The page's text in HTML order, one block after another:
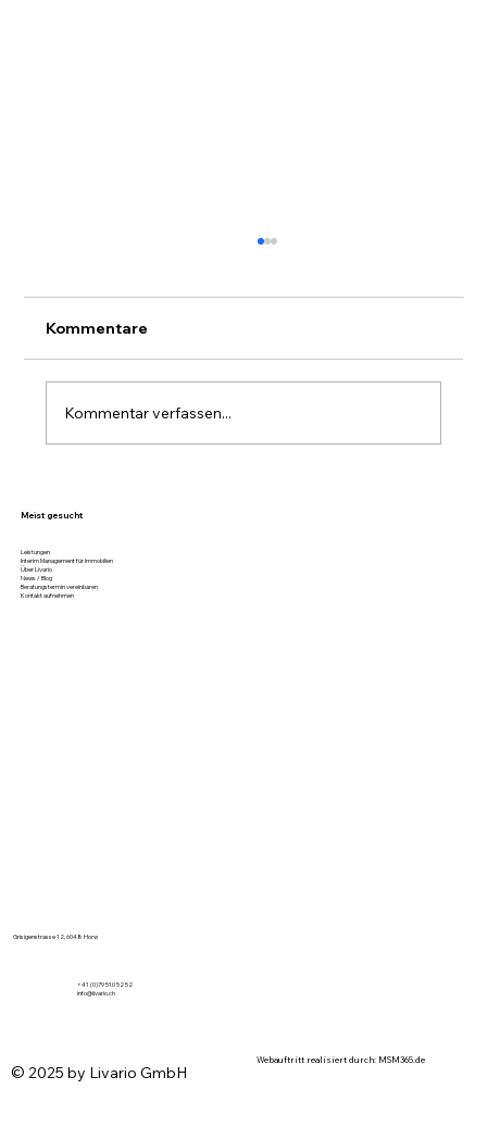
Kommentare
Kommentar verfassen...
Meist gesucht
Leistungen
Interim Management für Immobilien
Über Livario
News / Blog
Beratungstermin vereinbaren
Kontakt aufnehmen
Grisigenstrasse 12, 6048 Horw
+41 (0)79 510 52 52
info@livario.ch
© 2025 by Livario GmbH
Webauftritt realisiert durch: MSM365.de